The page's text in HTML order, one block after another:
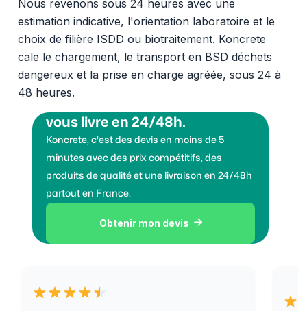
Nous revenons sous 24 heures avec une
estimation indicative, l'orientation laboratoire et le
choix de filière ISDD ou biotraitement. Koncrete
cale le chargement, le transport en BSD déchets
dangereux et la prise en charge agréée, sous 24 à
48 heures.
vous livre en 24/48h.
Koncrete, c'est des devis en moins de 5
minutes avec des prix compétitifs, des
produits de qualité et une livraison en 24/48h
partout en France.
Obtenir mon devis 